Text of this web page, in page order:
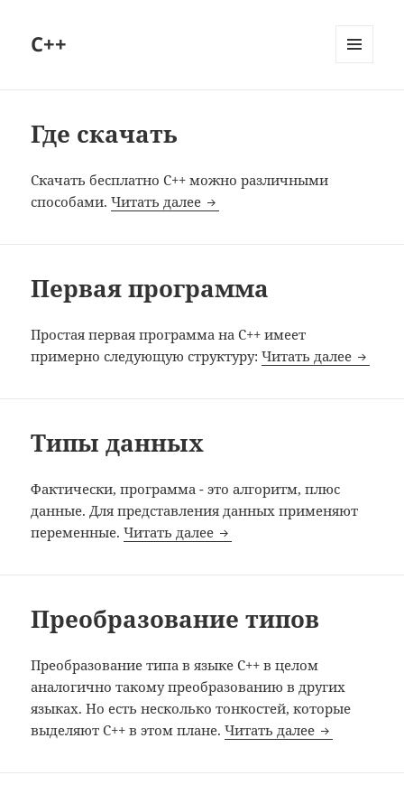
C++
Где скачать
Скачать бесплатно C++ можно различными
способами.Читать далее Где скачать
Первая программа
Простая первая программа на C++ имеет
примерно следующую структуру:Читать далее
Типы данных
Фактически, программа - это алгоритм, плюс
данные. Для представления данных применяют
переменные.Читать далее Типы данных
Преобразование типов
Преобразование типа в языке C++ в целом
аналогично такому преобразованию в других
языках. Но есть несколько тонкостей, которые
выделяют C++ в этом плане.Читать далее